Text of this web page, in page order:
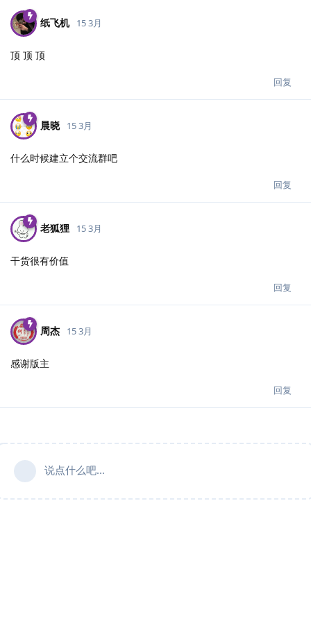
纸飞机 15 3月
顶 顶 顶
回复
晨晓 15 3月
什么时候建立个交流群吧
回复
老狐狸 15 3月
干货很有价值
回复
周杰 15 3月
感谢版主
回复
说点什么吧...